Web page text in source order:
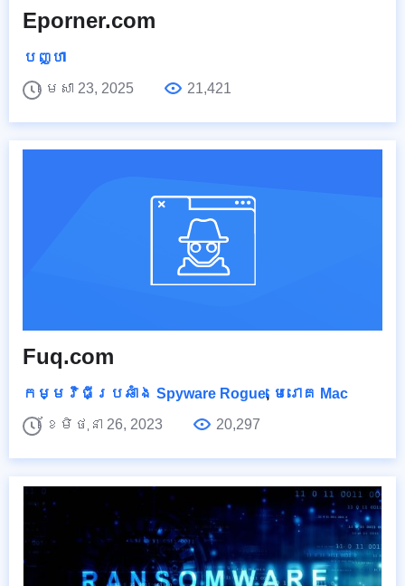
Eporner.com
បញ្ហា
មេសា 23, 2025
21,421
Fuq.com
កម្មវិធីប្រឆាំង Spyware Rogue, មេរោគ Mac
ខែមិថុនា 26, 2023
20,297